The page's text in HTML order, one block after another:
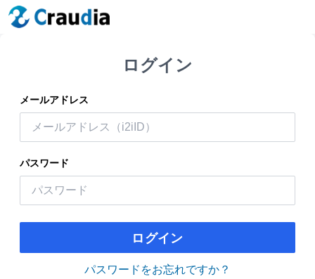
ログイン
メールアドレス
パスワード
ログイン
パスワードをお忘れですか？